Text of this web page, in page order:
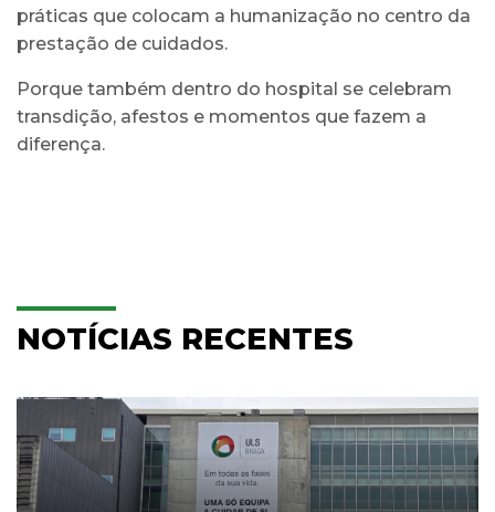
práticas que colocam a humanização no centro da
prestação de cuidados.
Porque também dentro do hospital se celebram
transdição, afestos e momentos que fazem a
diferença.
NOTÍCIAS RECENTES